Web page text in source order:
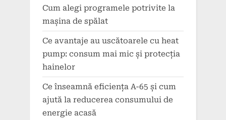
Cum alegi programele potrivite la
mașina de spălat
Ce avantaje au uscătoarele cu heat
pump: consum mai mic și protecția
hainelor
Ce înseamnă eficiența A-65 și cum
ajută la reducerea consumului de
energie acasă